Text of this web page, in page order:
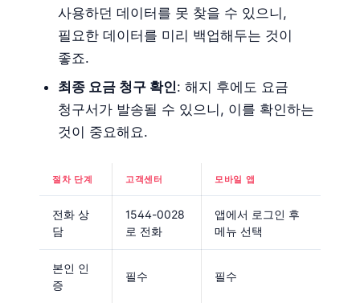
사용하던 데이터를 못 찾을 수 있으니,
필요한 데이터를 미리 백업해두는 것이
좋죠.
최종 요금 청구 확인: 해지 후에도 요금
청구서가 발송될 수 있으니, 이를 확인하는
것이 중요해요.
절차 단계 고객센터 모바일 앱
전화 상
담
1544-0028
로 전화
앱에서 로그인 후
메뉴 선택
본인 인
증
필수 필수